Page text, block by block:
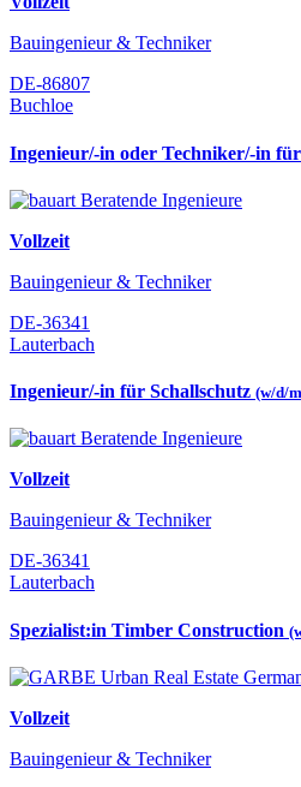
Bauingenieur & Techniker
DE-86807
Buchloe
Ingenieur/-in oder Techniker/-in
Vollzeit
Bauingenieur & Techniker
DE-36341
Lauterbach
Ingenieur/-in für Schallschutz (w/d/
Vollzeit
Bauingenieur & Techniker
DE-36341
Lauterbach
Spezialist:in Timber Construction
Vollzeit
Bauingenieur & Techniker